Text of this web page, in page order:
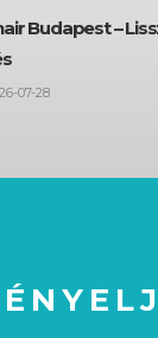
Budapest –
07-28